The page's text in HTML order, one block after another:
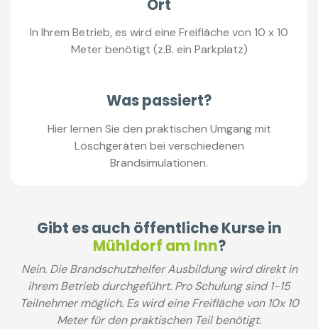
Ort
In Ihrem Betrieb, es wird eine Freifläche von 10 x 10
Meter benötigt (z.B. ein Parkplatz)
Was passiert?
Hier lernen Sie den praktischen Umgang mit
Löschgeräten bei verschiedenen
Brandsimulationen.
Gibt es auch öffentliche Kurse in
Mühldorf am Inn?
Nein. Die Brandschutzhelfer Ausbildung wird direkt in
ihrem Betrieb durchgeführt. Pro Schulung sind 1-15
Teilnehmer möglich. Es wird eine Freifläche von 10x 10
Meter für den praktischen Teil benötigt.